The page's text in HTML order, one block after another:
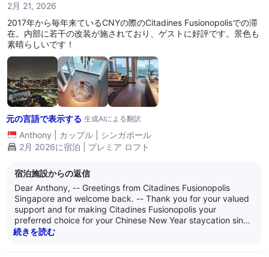
assess and maintain our facilities to ensure a welcoming and
comfortable environment for all our guests. -- We hope to
have the pleasure of welcoming you and your lovely family
back in the future for another enjoyable stay. -- We are at
The management of Citadines Fusionopolis Singapore
2月 21, 2026
2017年から毎年来ているCNYの際のCitadines Fusionopolisでの滞
在。内部に若干の改装が施されており、ゲストに好評です。景色も
素晴らしいです！
元の言語で表示する 生成AIによる翻訳
Anthony カップル
シンガポール
2月 2026に宿泊 | プレミア ロフト
宿泊施設からの返信
Dear Anthony, -- Greetings from Citadines Fusionopolis
Singapore and welcome back. -- Thank you for your valued
support and for making Citadines Fusionopolis your
preferred choice for your Chinese New Year staycation since
2017. --- All of us are delighted to hear that you and your
続きを読む